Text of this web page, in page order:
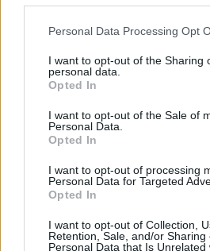
Personal Data Processing Opt
I want to opt-out of the Sharing
personal data.
Opted In
I want to opt-out of the Sale of
Personal Data.
Opted In
I want to opt-out of processing
Personal Data for Targeted
Opted In
I want to opt-out of Collection,
Retention, Sale, and/or Sharing
Personal Data that Is Unrelated
Archyvas
Kaip praleisti šią karštą
vasarą Klaipėdoje